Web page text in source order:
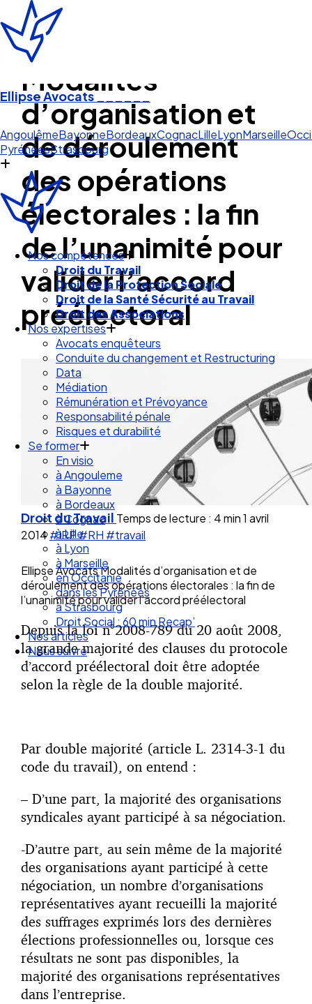
Ellipse Avocats______
Bay
AngoulêmeBayonneBordeauxCognacLilleLyon
Pyrénées
Nos compétences
Droit du Travail
Droit de la Protection Sociale
Droit de la Santé Sécurité au Travail
Droit des Associations
Nos expertises
Avocats enquêteurs
Conduite du changement et Restructuring
Data
Médiation
Rémunération et Prévoyance
Responsabilité pénale
Risques et durabilité
Se former
En visio
à Angouleme
à Bayonne
à Bordeaux
à Cognac
à Lille
à Lyon
à Marseille
en Occitanie
dans les Pyrénées
à Strasbourg
Droit Social : 60 min Recap’
Nos articles
Nous suivre
Modalités
d’organisation et
de déroulement
des opérations
électorales : la fin
de l’unanimité pour
valider l’accord
préélectoral
Droit du Travail Temps de lecture : 4 min1 avril
2014#IRP#RH #travail
Ellipse Avocats Modalités d’organisation et de
déroulement des opérations électorales : la fin de
l’unanimité pour valider l’accord préélectoral
Depuis la loi n°2008-789 du 20 août 2008,
la grande majorité des clauses du protocole
d’accord préélectoral doit être adoptée
selon la règle de la double majorité.
Par double majorité (article L. 2314-3-1 du
code du travail), on entend :
– D’une part, la majorité des organisations
syndicales ayant participé à sa négociation.
-D’autre part, au sein même de la majorité
des organisations ayant participé à cette
négociation, un nombre d’organisations
représentatives ayant recueilli la majorité
des suffrages exprimés lors des dernières
élections professionnelles ou, lorsque ces
résultats ne sont pas disponibles, la
majorité des organisations représentatives
dans l’entreprise.